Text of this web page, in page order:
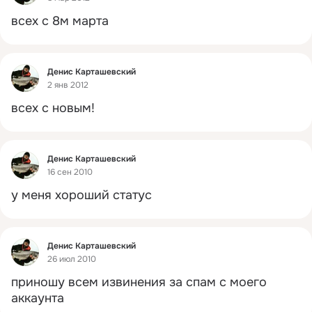
всех с 8м марта
Фид
Денис Карташевский
2 янв 2012
всех с новым!
Фид
Денис Карташевский
16 сен 2010
у меня хороший статус
Фид
Денис Карташевский
26 июл 2010
приношу всем извинения за спам с моего
аккаунта